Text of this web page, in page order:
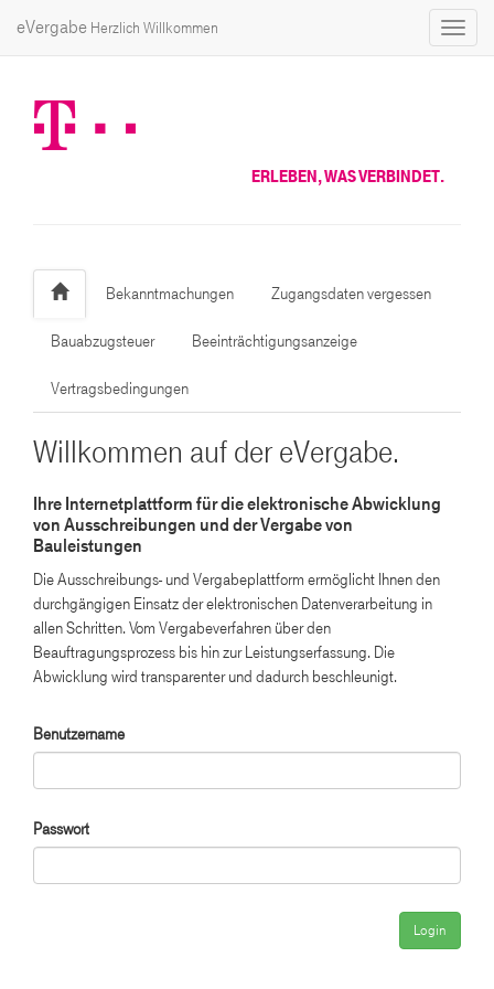
Toggle
eVergabe Herzlich Willkommen
ERLEBEN, WAS VERBINDET.
Bekanntmachungen Zugangsdaten vergessen
Bauabzugsteuer Beeinträchtigungsanzeige
Vertragsbedingungen
Willkommen auf der eVergabe.
Ihre Internetplattform für die elektronische Abwicklung
von Ausschreibungen und der Vergabe von
Bauleistungen
Die Ausschreibungs- und Vergabeplattform ermöglicht Ihnen den
durchgängigen Einsatz der elektronischen Datenverarbeitung in
allen Schritten. Vom Vergabeverfahren über den
Beauftragungsprozess bis hin zur Leistungserfassung. Die
Abwicklung wird transparenter und dadurch beschleunigt.
Benutzername
Passwort
Login